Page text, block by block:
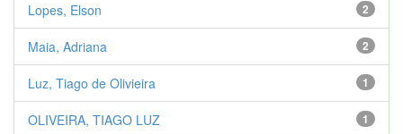
2
Lopes, Elson
2
Maia, Adriana
1
Luz, Tiago de Olivieira
1
OLIVEIRA, TIAGO LUZ